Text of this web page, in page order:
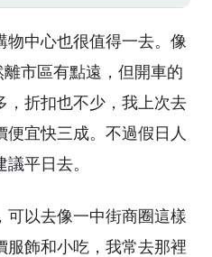
物中心也很值得一去。像
市區有點遠，但開車的
，折扣也不少，我上次去
便宜快三成。不過假日人
平日去。
可以去像一中街商圈這樣
服飾和小吃，我常去那裡